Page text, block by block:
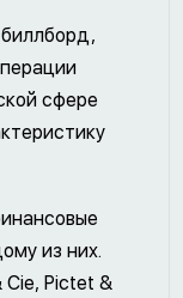
сфере
из них.
Cie, Pictet &